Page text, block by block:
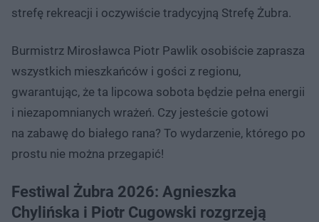
strefę rekreacji i oczywiście tradycyjną Strefę Żubra.
Burmistrz Mirosławca Piotr Pawlik osobiście zaprasza
wszystkich mieszkańców i gości z regionu,
gwarantując, że ta lipcowa sobota będzie pełna energii
i niezapomnianych wrażeń. Czy jesteście gotowi
na zabawę do białego rana? To wydarzenie, którego po
prostu nie można przegapić!
Festiwal Żubra 2026: Agnieszka
Chylińska i Piotr Cugowski rozgrzeją